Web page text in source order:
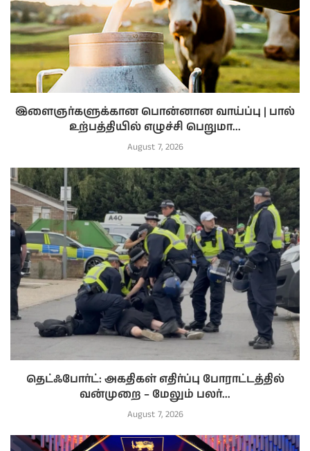
இளைஞர்களுக்கான பொன்னான வாய்ப்பு | பால்
உற்பத்தியில் எழுச்சி பெறுமா...
August 7, 2026
தெட்ஃபோர்ட்: அகதிகள் எதிர்ப்பு போராட்டத்தில்
வன்முறை – மேலும் பலர்...
August 7, 2026